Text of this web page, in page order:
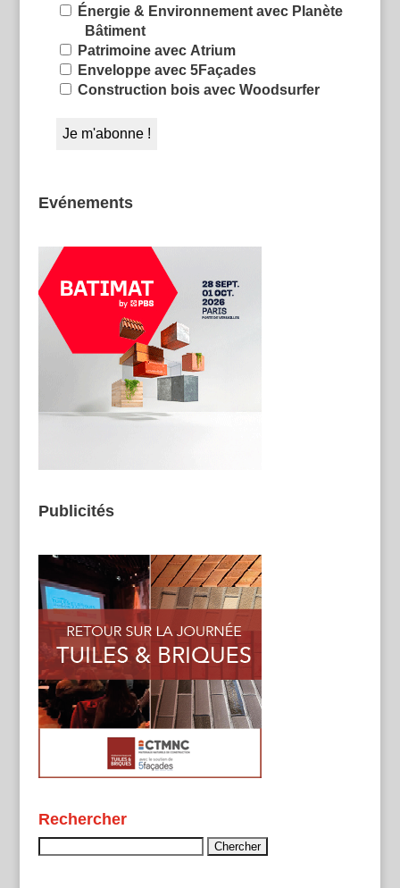
Énergie & Environnement avec Planète
Bâtiment
Patrimoine avec Atrium
Enveloppe avec 5Façades
Construction bois avec Woodsurfer
Evénements
Publicités
Rechercher